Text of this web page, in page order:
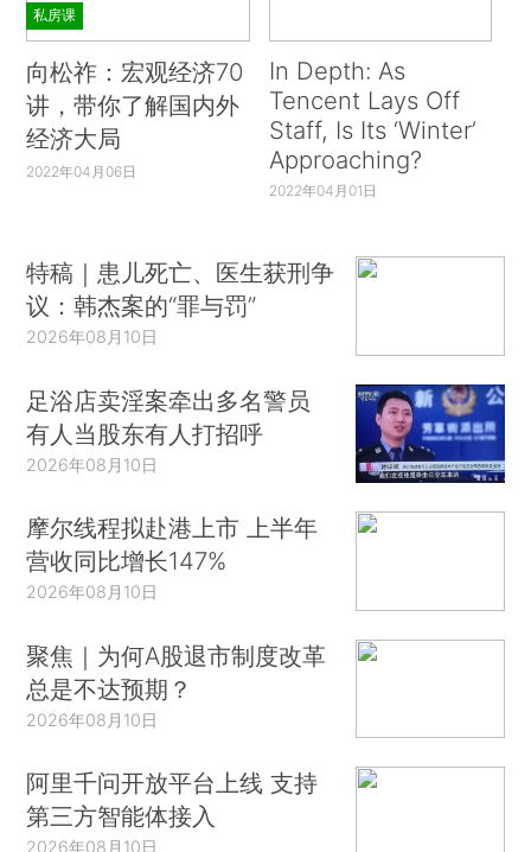
私房课
向松祚：宏观经济70
讲，带你了解国内外
经济大局
2022年04月06日
In Depth: As
Tencent Lays Off
Staff, Is Its ‘Winter’
Approaching?
2022年04月01日
特稿｜患儿死亡、医生获刑争
议：韩杰案的“罪与罚”
2026年08月10日
足浴店卖淫案牵出多名警员
有人当股东有人打招呼
2026年08月10日
摩尔线程拟赴港上市 上半年
营收同比增长147%
2026年08月10日
聚焦｜为何A股退市制度改革
总是不达预期？
2026年08月10日
阿里千问开放平台上线 支持
第三方智能体接入
2026年08月10日